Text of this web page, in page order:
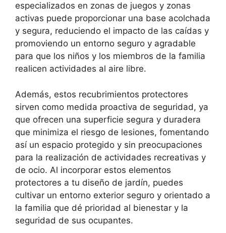
especializados en zonas de juegos y zonas
activas puede proporcionar una base acolchada
y segura, reduciendo el impacto de las caídas y
promoviendo un entorno seguro y agradable
para que los niños y los miembros de la familia
realicen actividades al aire libre.
Además, estos recubrimientos protectores
sirven como medida proactiva de seguridad, ya
que ofrecen una superficie segura y duradera
que minimiza el riesgo de lesiones, fomentando
así un espacio protegido y sin preocupaciones
para la realización de actividades recreativas y
de ocio. Al incorporar estos elementos
protectores a tu diseño de jardín, puedes
cultivar un entorno exterior seguro y orientado a
la familia que dé prioridad al bienestar y la
seguridad de sus ocupantes.